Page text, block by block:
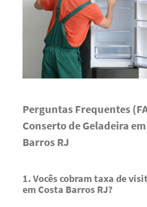
Perguntas Frequentes
Conserto de Geladeira
Barros RJ
1. Vocês cobram taxa de
em Costa Barros RJ?